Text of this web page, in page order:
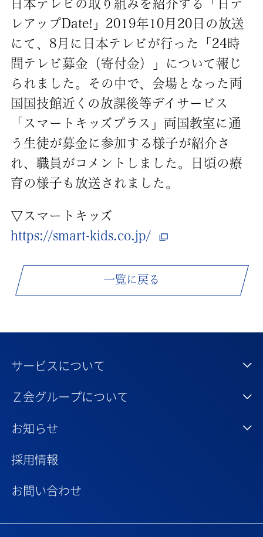
日本テレビの取り組みを紹介する「日テ
レアップDate!」2019年10月20日の放送
にて、8月に日本テレビが行った「24時
間テレビ募金（寄付金）」について報じ
られました。その中で、会場となった両
国国技館近くの放課後等デイサービス
「スマートキッズプラス」両国教室に通
う生徒が募金に参加する様子が紹介さ
れ、職員がコメントしました。日頃の療
育の様子も放送されました。
▽スマートキッズ
https://smart-kids.co.jp/
一覧に戻る
サービスについて
Ｚ会グループについて
お知らせ
採用情報
お問い合わせ